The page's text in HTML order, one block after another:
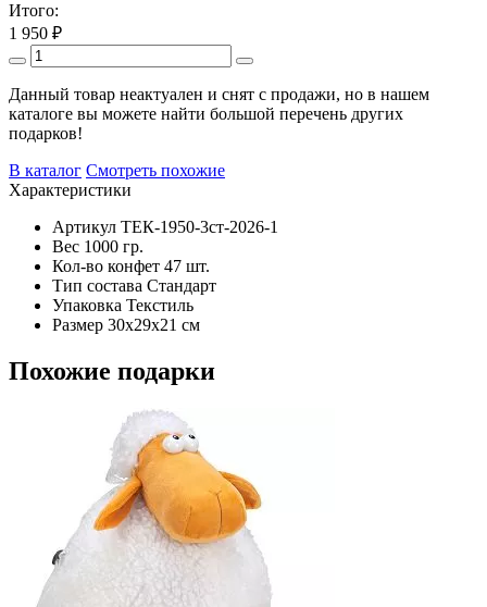
Итого:
1 950 ₽
Данный товар неактуален и снят с продажи, но в нашем
каталоге вы можете найти большой перечень других
подарков!
В каталог Смотреть похожие
Характеристики
Артикул ТЕК-1950-3ст-2026-1
Вес 1000 гр.
Кол-во конфет 47 шт.
Тип состава Стандарт
Упаковка Текстиль
Размер 30х29х21 см
Похожие подарки